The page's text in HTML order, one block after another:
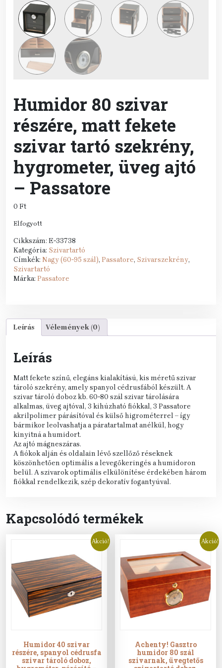
Humidor 80 szivar
részére, matt fekete
szivar tartó szekrény,
hygrometer, üveg ajtó
– Passatore
0 Ft
Elfogyott
Cikkszám: E-33738
Kategória: Szivartartó
Címkék: Nagy (60-95 szál), Passatore, Szivarszekrény,
Szivartartó
Márka: Passatore
Leírás Vélemények (0)
Leírás
Matt fekete színű, elegáns kialakítású, kis méretű szivar
tároló szekrény, amely spanyol cédrusfából készült. A
szivar tároló doboz kb. 60-80 szál szivar tárolására
alkalmas, üveg ajtóval, 3 kihúzható fiókkal, 3 Passatore
akrilpolimer párásítóval és külső higrométerrel – így
bármikor leolvashatja a páratartalmat anélkül, hogy
kinyitná a humidort.
Az ajtó mágneszáras.
A fiókok alján és oldalain lévő szellőző réseknek
köszönhetően optimális a levegőkeringés a humidoron
belül. A szivarok optimális elkülönítése érdekében három
fiókkal rendelkezik, szép dekoratív fogantyúval.
Kapcsolódó termékek
Akció!
Humidor 40 szivar
részére, spanyol cédrusfa
szivar tároló doboz,
Akció!
Achenty! Gasztro
humidor 80 szál
szivarnak, üvegtetős